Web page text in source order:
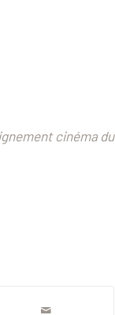
cinéma du